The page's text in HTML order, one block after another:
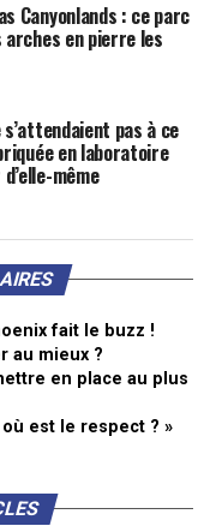
Canyonlands : ce parc
en pierre les
pas à ce
en laboratoire
même
fait le buzz !
au mieux ?
en place au plus
est le respect ? »